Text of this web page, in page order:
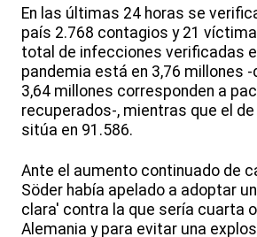
En las últimas 24 horas se
país 2.768 contagios y 21
total de infecciones verificadas
pandemia está en 3,76 millones
3,64 millones corresponden a
recuperados-, mientras que el
sitúa en 91.586.
Ante el aumento continuado de
Söder había apelado a adoptar
clara' contra la que sería cuarta
Alemania y para evitar una